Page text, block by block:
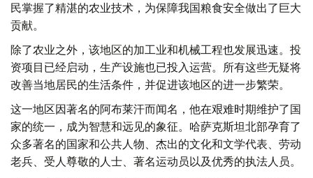
民掌握了精湛的农业技术，为保障我国粮食安全做出了巨大
贡献。
除了农业之外，该地区的加工业和机械工程也发展迅速。投
资项目已经启动，生产设施也已投入运营。所有这些无疑将
改善当地居民的生活条件，并促进该地区的进一步繁荣。
这一地区因著名的阿布莱汗而闻名，他在艰难时期维护了国
家的统一，成为智慧和远见的象征。哈萨克斯坦北部孕育了
众多著名的国家和公共人物、杰出的文化和文学代表、劳动
老兵、受人尊敬的人士、著名运动员以及优秀的执法人员。